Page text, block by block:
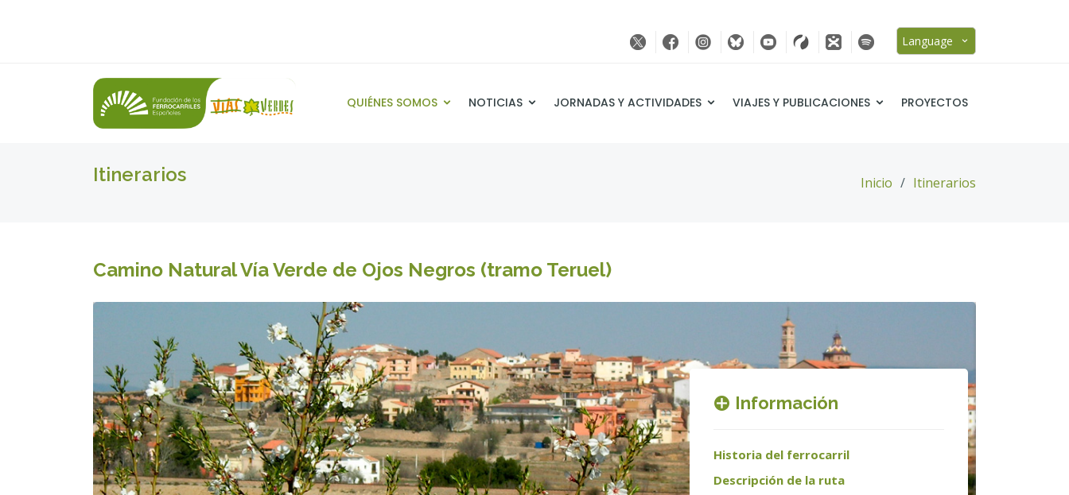
Language
QUIÉNES SOMOS NOTICIAS JORNADAS Y ACTIVIDADES VIAJES Y PUBLICACIONES PROYECTOS
Itinerarios Inicio Itinerarios
Camino Natural Vía Verde de Ojos Negros (tramo Teruel)
Información
Historia del ferrocarril
Descripción de la ruta